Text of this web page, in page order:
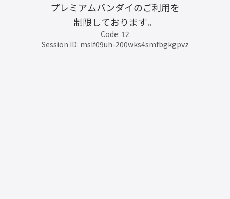
プレミアムバンダイのご利用を
制限しております。
Code: 12
Session ID: mslf09uh-200wks4smfbgkgpvz